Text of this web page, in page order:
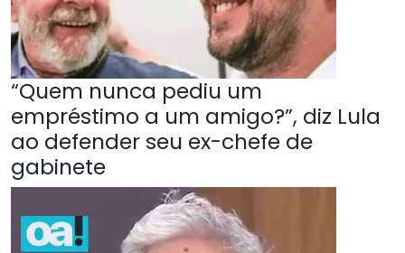
“Quem nunca pediu um
empréstimo a um amigo?”, diz Lula
ao defender seu ex-chefe de
gabinete